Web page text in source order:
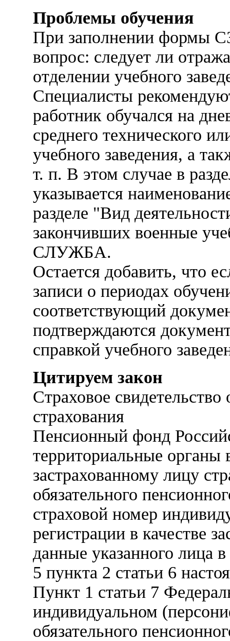
Проблемы обучения
При заполнении формы
вопрос: следует ли
отделении учебного
Специалисты
работник обучался на
среднего технического
учебного заведения, а
т. п. В этом случае в
указывается
разделе "Вид
закончивших военные
СЛУЖБА.
Остается добавить, что
записи о периодах
соответствующий
подтверждаются
справкой учебного
Цитируем закон
Страховое свидетельство
страхования
Пенсионный фонд
территориальные
застрахованному лицу
обязательного
страховой номер
регистрации в качестве
данные указанного лица
5 пункта 2 статьи 6
Пункт 1 статьи 7
индивидуальном
обязательного